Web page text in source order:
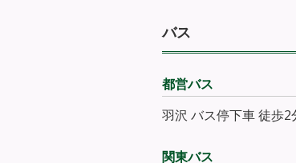
バス
都営バス
羽沢 バス停下車 徒歩2
関東バス